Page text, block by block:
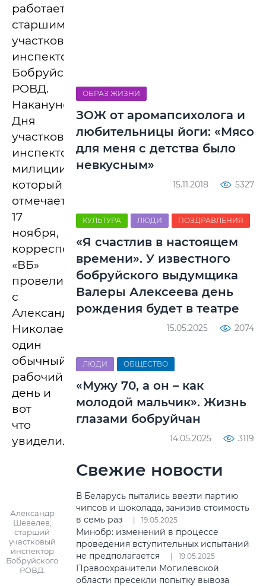
работает
старшим
участковым
инспектором
Бобруйского
РОВД.
Накануне
Дня
участкового
инспектора
милиции,
который
отмечается
17
ноября,
корреспонденты
«ВБ»
провели
с
Александром
Николаевичем
один
обычный
рабочий
день и
вот
что
увидели…
Александр
Шевелев,
старший
участковый
инспектор
Бобруйского
РОВД.
ОБРАЗ ЖИЗНИ
ЗОЖ от аромапсихолога и
любительницы йоги: «Мясо
для меня с детства было
невкусным»
15.11.2018 5327
КУЛЬТУРА ЛЮДИ ПОЗДРАВЛЕНИЯ
«Я счастлив в настоящем
времени». У известного
бобруйского выдумщика
Валеры Алексеева день
рождения будет в театре
15.05.2025 2074
ЛЮДИ ОБЩЕСТВО
«Мужу 70, а он – как
молодой мальчик». Жизнь
глазами бобруйчан
14.05.2025 3119
Свежие новости
В Беларусь пытались ввезти партию
чипсов и шоколада, занизив стоимость
в семь раз
19.05.2025
Минобр: изменений в процессе
проведения вступительных испытаний
не предполагается
19.05.2025
Правоохранители Могилевской
области пресекли попытку вывоза